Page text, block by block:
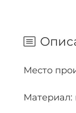
Место
Материал: